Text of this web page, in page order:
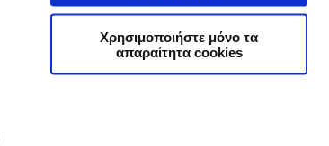
Χρησιμοποιήστε μόνο τα
απαραίτητα cookies